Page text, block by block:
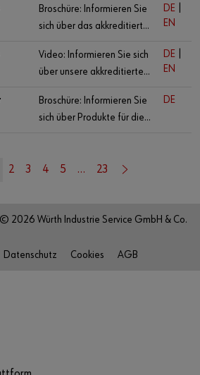
Handwerk
Broschüre: Informieren Sie
sich über das akkreditierte
Industrie Service.
DE|
EN
Video: Informieren Sie sich
über unsere akkreditierte
normgerechte Verfahren.
DE|
EN
Broschüre: Informieren Sie
sich über Produkte für die
Gesundheitsbranche.
DE
2 3 4 5 … 23
© 2026 Würth Industrie Service GmbH & Co.
Datenschutz Cookies AGB